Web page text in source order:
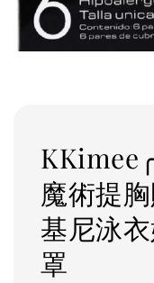
魔術提
基尼泳
罩